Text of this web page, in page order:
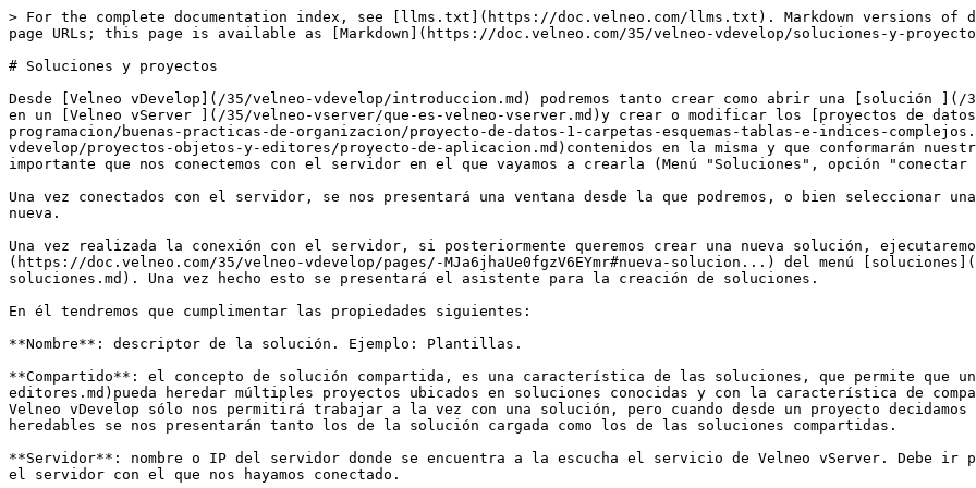
> For the complete documentation index, see [llms.txt](https://doc.velneo.com/llms.txt). Markdown versions of documentation pages are available by appending `.md` to page URLs; this page is available as [Markdown](https://doc.velneo.com/35/velneo-vdevelop/soluciones-y-proyectos.md).

# Soluciones y proyectos

Desde [Velneo vDevelop](/35/velneo-vdevelop/introduccion.md) podremos tanto crear como abrir una [solución ](/35/velneo-vdevelop/soluciones-y-proyectos.md) declarada en un [Velneo vServer ](/35/velneo-vserver/que-es-velneo-vserver.md)y crear o modificar los [proyectos de datos](/35/velneo-vdevelop/buenas-practicas-de-programacion/buenas-practicas-de-organizacion/proyecto-de-datos-1-carpetas-esquemas-tablas-e-indices-complejos.md) y [proyectos de aplicación ](/35/velneo-vdevelop/proyectos-objetos-y-editores/proyecto-de-aplicacion.md)contenidos en la misma y que conformarán nuestras aplicaciones. Antes de crear una solución es importante que nos conectemos con el servidor en el que vayamos a crearla (Menú "Soluciones", opción "conectar con servidor").

Una vez conectados con el servidor, se nos presentará una ventana desde la que podremos, o bien seleccionar una solución existente para editar, o bien crear una nueva.

Una vez realizada la conexión con el servidor, si posteriormente queremos crear una nueva solución, ejecutaremos la opción [nueva solución](https://doc.velneo.com/35/velneo-vdevelop/pages/-MJa6jhaUe0fgzV6EYmr#nueva-solucion...) del menú [soluciones](/35/velneo-vdevelop/interfaz-de-velneo-vdevelop/menu-soluciones.md). Una vez hecho esto se presentará el asistente para la creación de soluciones.

En él tendremos que cumplimentar las propiedades siguientes:

**Nombre**: descriptor de la solución. Ejemplo: Plantillas.

**Compartido**: el concepto de solución compartida, es una característica de las soluciones, que permite que un [proyecto ](/35/velneo-vdevelop/proyectos-objetos-y-editores.md)pueda heredar múltiples proyectos ubicados en soluciones conocidas y con la característica de compartidas. Debemos tener en cuenta que nuestro editor Velneo vDevelop sólo nos permitirá trabajar a la vez con una solución, pero cuando desde un proyecto decidamos heredar otros proyectos en la lista de proyectos heredables se nos presentarán tanto los de la solución cargada como los de las soluciones compartidas.

**Servidor**: nombre o IP del servidor donde se encuentra a la escucha el servicio de Velneo vServer. Debe ir precedido del esquema "vatp\[s]://". Estará especificado el servidor con el que nos hayamos conectado.

Ejemplos:

vatp\://velneo.com

vatps\://velneo.com

Pulsaremos el botón "siguiente" para pasar al siguiente paso del asistente.

En este paso seleccionaremos la plantilla a aplicar. Las plantillas disponibles son:

**Solución vacía**: se creará la solución en el servidor indicado en el primer paso del asistente, vacía.

**Un proyecto de datos**: se creará la solución en el servidor indicado en el primer paso del asistente y conteniendo un proyecto de datos dentro de ella.

**Un proyecto de aplicación**: se creará la solución en el servidor indicado en el primer paso del asistente y conteniendo un proyecto de aplicación dentro de ella.

**Un proyecto de datos y otro de aplicación**.

Si seleccionamos la plantilla **solución vacía**, el siguiente paso será finalizar el asistente y ésta será creada. Si seleccionamos cualquiera de las otras, el siguiente paso del asistente será la especificación del nombre del proyecto o proyectos a crear.

Una vez especificado el nombre del proyecto o proyectos a crear, pulsaremos el botón “siguiente” para ir al siguiente paso del asistente. Si en la sesión actual ya nos habíamos conectado previamente a un Velneo vServer, en el siguiente paso se mostrará la lista de proyectos alojados en el mismo susceptibles de ser [heredados](/35/velneo-vdevelop/herencia.md).

La lista de proyectos heredables dependerá del tipo de plantilla seleccionada. Si se desea heredar alguno, simplemente activar el checkbox situado a la izquierda del proyecto deseado.

Este paso será obviado si no nos hemos conectado previamente a ningún Velneo vServer.

El siguiente paso del asistente será la definición de los idiomas del proyecto o proyectos a crear.

Estos idiomas que se podrán seleccionar en ejecución para mostrar la información de los objetos. Debemos seleccionar un idioma y un país al que se aplica el idioma. Usando las opciones **subir** y **bajar** podremos ordenar los idiomas del proyecto. El primero de la lista será el idioma por defecto del proyecto. Los países se presentan en función del idioma seleccionado.

Los idiomas de los proyectos tienen un orden de carga en ejecución. Primero será el que coincida con la selección de Idioma y País. Si seleccionamos el valor **default** para **País**, el idioma será aplicable para cualquier selección de país. En el caso de que el país del sistema no esté representado y de que haya de un idioma varias opciones de país, se tomará primero el definido como **default**, si no, el primero del proyecto que coincida con el idioma. Si no existe el idioma del sistema se tomará el idioma por defecto del proyecto que es el primero que esté definido en el proyecto.

En cualquier caso, podemos dar opción al usuario para que seleccione de entre los idiomas del proyecto aquél que desee usar.

Una vez definidos los idiomas pulsaremos el botón “siguiente” para pasar a la ventana de finalización del asistente.

La solución que acabamos de crear será cargada directamente.

En el caso de que hayamos creado también algún proyecto, éste será cargado automáticamente. En el panel central de Velneo vDevelop se muestra el esquema de los proyectos de la solución cargada y las relaciones entre ellos:

![](/files/-M7D77YFnMGOLfW8KHdn)

Una vez creada la solución, ya podremos, o bien editar los proyectos creados mediante el asistente, o bien crear nuevos proyectos en la misma.

A los proyectos de aplicación creados durante el asistente, en la propiedad [alias](/35/velneo-vdevelop/proyectos-objetos-y-editores/proyecto-de-aplicacion-1.md#alias) se le añadirá el sufijo \_app.

A los proyectos de datos creados durante el asistente, en la propiedad [alias](/35/velneo-vdevelop/proyectos-objetos-y-editores/proyecto-de-datos-1.md#alias) se le añadirá el sufijo \_dat.

Para crear un proyecto de datos ejecutaremos la opción **nuevo proyecto de datos** del menú **proyectos**.

Para crear un proyecto de aplicación ejecutaremos la opción **nuevo proyecto de datos** del menú **proyectos**.

Si lo que queremos es abrir una solución ya declarada en un Velneo vServer ejecutaremos la opción **abrir